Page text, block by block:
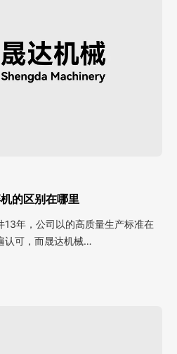
的区别在哪里
13年，公司以的高质量生产标准在
认可，而晟达机械…